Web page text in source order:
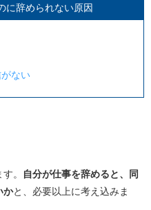
に辞められない原因
ない
。
自分が仕事を辞めると、同
かと、必要以上に考え込みま